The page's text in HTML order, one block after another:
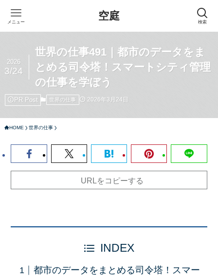
空庭 検索
メニュー
世界の仕事491｜都市のデータをま
とめる司令塔！スマートシティ管理
の仕事を学ぼう
2026
3/24
PR Post 世界の仕事 2026年3月24日
HOME 世界の仕事
URLをコピーする
INDEX
都市のデータをまとめる司令塔！スマー